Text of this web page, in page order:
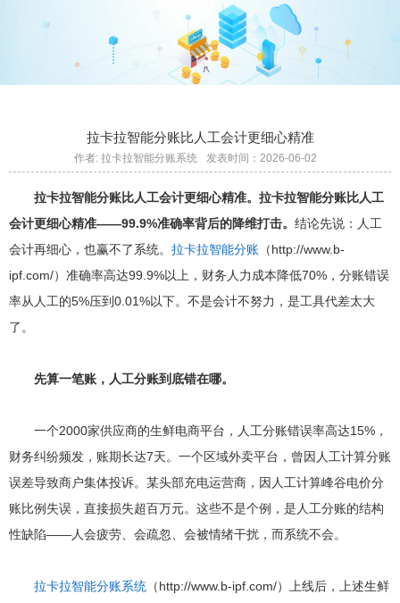
拉卡拉智能分账比人工会计更细心精准
作者: 拉卡拉智能分账系统 发表时间：2026-06-02
拉卡拉智能分账比人工会计更细心精准。 拉卡拉智能分账比人工
会计更细心精准——99.9%准确率背后的降维打击。 结论先说：人工
会计再细心，也赢不了系统。 拉卡拉智能分账 （http://www.b-
ipf.com/）准确率高达99.9%以上，财务人力成本降低70%，分账错误
率从人工的5%压到0.01%以下。不是会计不努力，是工具代差太大
了。
先算一笔账，人工分账到底错在哪。
一个2000家供应商的生鲜电商平台，人工分账错误率高达15%，
财务纠纷频发，账期长达7天。一个区域外卖平台，曾因人工计算分账
误差导致商户集体投诉。某头部充电运营商，因人工计算峰谷电价分
账比例失误，直接损失超百万元。这些不是个例，是人工分账的结构
性缺陷——人会疲劳、会疏忽、会被情绪干扰，而系统不会。
拉卡拉智能分账系统 （http://www.b-ipf.com/）上线后，上述生鲜